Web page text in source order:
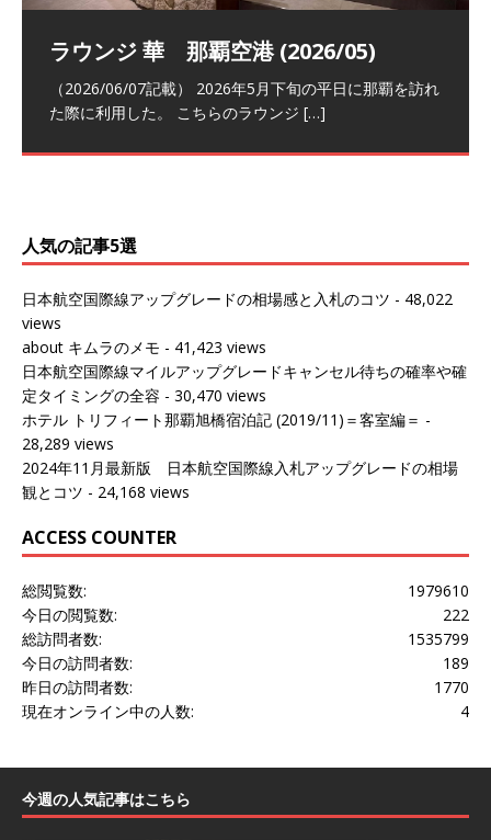
祝！日本航空・マリオットの戦略パー
トナーシップによるFOP無料付与とス
テイタスマッチ
ラウンジ 華 那覇空港 (2026/05)
（2026/06/07記載） 2026年5月下旬の平日に那覇を訪れ
た際に利用した。 こちらのラウンジ […]
The Coral Executive Lounge スワ
ンナプーム国際空港国内線ラウンジ
(2026/01)
日本航空 羽田空港国際線ファースト
クラスラウンジ (2026/01)
（2026/03/18記載） 2026年1月、毎年恒例の新年の羽田
バンコクエアウェイズ スワンナプー
ム国際空港国内線ラウンジ (2026/01)
（2026/03/13記載） 2026年1月上旬にバンコク経由でチ
人気の記事5選
日本航空国際線アップグレードの相場感と入札のコツ - 48,022
views
about キムラのメモ - 41,423 views
日本航空国際線マイルアップグレードキャンセル待ちの確率や確
定タイミングの全容 - 30,470 views
ホテル トリフィート那覇旭橋宿泊記 (2019/11)＝客室編＝ -
28,289 views
2024年11月最新版 日本航空国際線入札アップグレードの相場
観とコツ - 24,168 views
ACCESS COUNTER
1979610
総閲覧数:
222
今日の閲覧数:
1535799
総訪問者数:
189
今日の訪問者数:
1770
昨日の訪問者数:
4
現在オンライン中の人数:
今週の人気記事はこちら